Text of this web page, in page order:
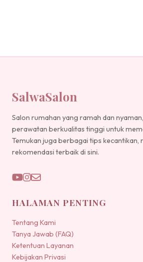
SalwaSalon
Salon rumahan yang ramah dan
perawatan berkualitas tinggi untuk
Temukan juga berbagai tips kecantikan,
rekomendasi terbaik di sini.
HALAMAN PENTING
Tentang Kami
Tanya Jawab (FAQ)
Ketentuan Layanan
Kebijakan Privasi